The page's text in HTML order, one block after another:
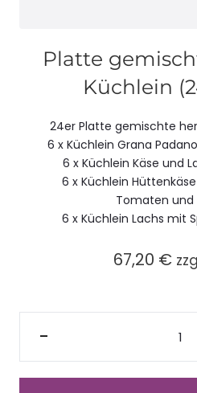
Platte
Küchlein
24er Platte gemischte
6 x Küchlein Grana
6 x Küchlein Käse und
6 x Küchlein
Tomaten und
6 x Küchlein Lachs mit
67,20 €
-
Platte
gemischte
herzhafte
(24
Stück)